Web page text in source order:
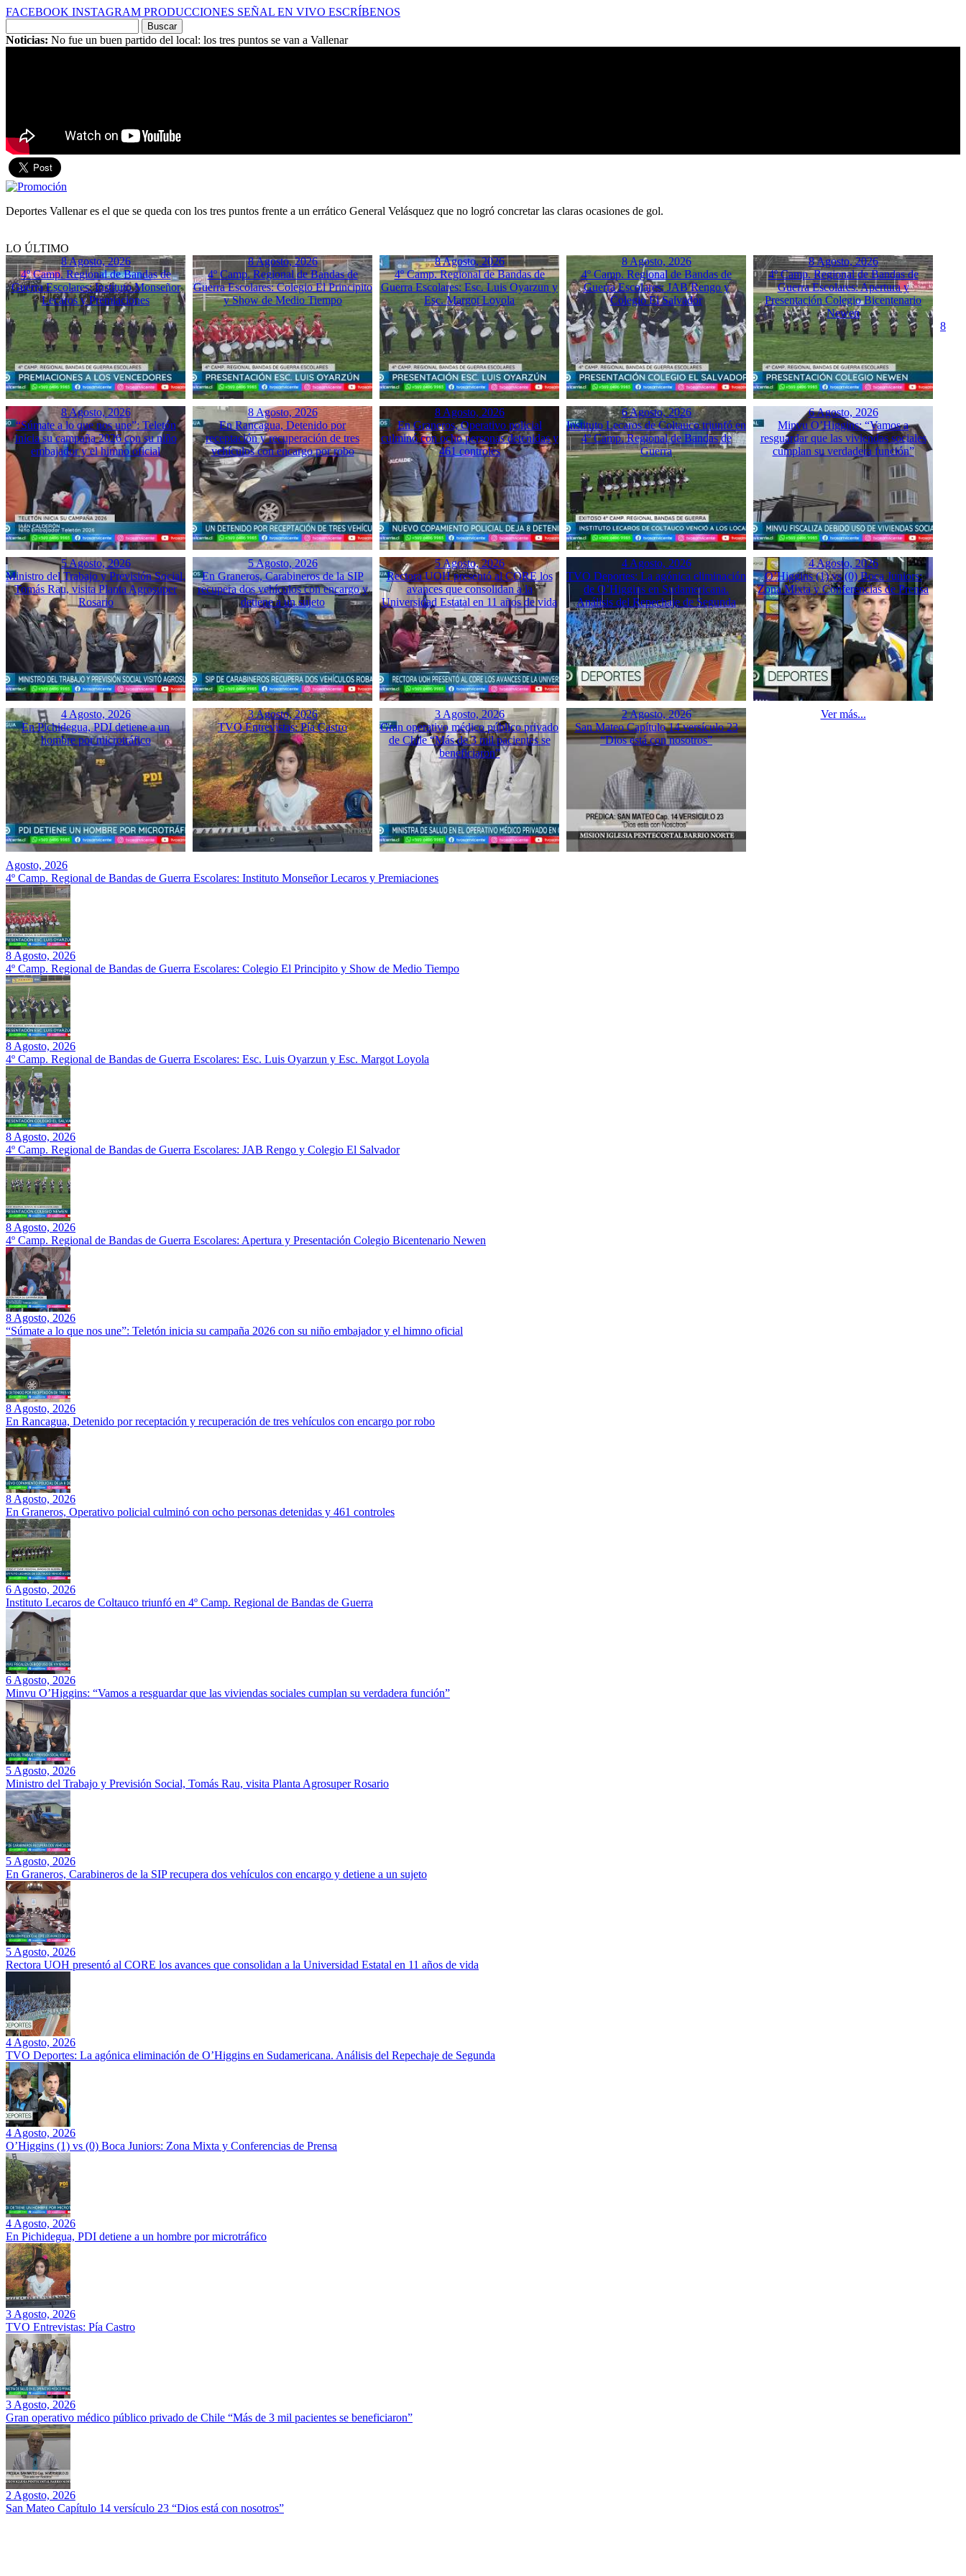
FACEBOOK INSTAGRAM PRODUCCIONES SEÑAL EN VIVO ESCRÍBENOS
por:
Noticias: No fue un buen partido del local: los tres puntos se van a Vallenar
Deportes Vallenar es el que se queda con los tres puntos frente a un errático General Velásquez que no logró concretar las claras ocasiones de gol.
LO ÚLTIMO
8 Agosto, 2026
4º Camp. Regional de Bandas de
Guerra Escolares: Instituto Monseñor
Lecaros y Premiaciones
8 Agosto, 2026
4º Camp. Regional de Bandas de
Guerra Escolares: Colegio El Principito
y Show de Medio Tiempo
8 Agosto, 2026
4º Camp. Regional de Bandas de
Guerra Escolares: Esc. Luis Oyarzun y
Esc. Margot Loyola
8 Agosto, 2026
4º Camp. Regional de Bandas de
Guerra Escolares: JAB Rengo y
Colegio El Salvador
8 Agosto, 2026
4º Camp. Regional de Bandas de
Guerra Escolares: Apertura y
Presentación Colegio Bicentenario
Newen
8 Agosto, 2026
“Súmate a lo que nos une”: Teletón
inicia su campaña 2026 con su niño
embajador y el himno oficial
8 Agosto, 2026
En Rancagua, Detenido por
receptación y recuperación de tres
vehículos con encargo por robo
8 Agosto, 2026
En Graneros, Operativo policial
culminó con ocho personas detenidas y
461 controles
6 Agosto, 2026
Instituto Lecaros de Coltauco triunfó en
4º Camp. Regional de Bandas de
Guerra
6 Agosto, 2026
Minvu O’Higgins: “Vamos a
resguardar que las viviendas sociales
cumplan su verdadera función”
5 Agosto, 2026
Ministro del Trabajo y Previsión Social,
Tomás Rau, visita Planta Agrosuper
Rosario
5 Agosto, 2026
En Graneros, Carabineros de la SIP
recupera dos vehículos con encargo y
detiene a un sujeto
5 Agosto, 2026
Rectora UOH presentó al CORE los
avances que consolidan a la
Universidad Estatal en 11 años de vida
4 Agosto, 2026
TVO Deportes: La agónica eliminación
de O’Higgins en Sudamericana.
Análisis del Repechaje de Segunda
4 Agosto, 2026
O’Higgins (1) vs (0) Boca Juniors:
Zona Mixta y Conferencias de Prensa
4 Agosto, 2026
En Pichidegua, PDI detiene a un
hombre por microtráfico
3 Agosto, 2026
TVO Entrevistas: Pía Castro
3 Agosto, 2026
Gran operativo médico público privado
de Chile “Más de 3 mil pacientes se
beneficiaron”
2 Agosto, 2026
San Mateo Capítulo 14 versículo 23
“Dios está con nosotros”
Ver más...
8
Agosto, 2026
4º Camp. Regional de Bandas de Guerra Escolares: Instituto Monseñor Lecaros y Premiaciones
8 Agosto, 2026
4º Camp. Regional de Bandas de Guerra Escolares: Colegio El Principito y Show de Medio Tiempo
8 Agosto, 2026
4º Camp. Regional de Bandas de Guerra Escolares: Esc. Luis Oyarzun y Esc. Margot Loyola
8 Agosto, 2026
4º Camp. Regional de Bandas de Guerra Escolares: JAB Rengo y Colegio El Salvador
8 Agosto, 2026
4º Camp. Regional de Bandas de Guerra Escolares: Apertura y Presentación Colegio Bicentenario Newen
8 Agosto, 2026
“Súmate a lo que nos une”: Teletón inicia su campaña 2026 con su niño embajador y el himno oficial
8 Agosto, 2026
En Rancagua, Detenido por receptación y recuperación de tres vehículos con encargo por robo
8 Agosto, 2026
En Graneros, Operativo policial culminó con ocho personas detenidas y 461 controles
6 Agosto, 2026
Instituto Lecaros de Coltauco triunfó en 4º Camp. Regional de Bandas de Guerra
6 Agosto, 2026
Minvu O’Higgins: “Vamos a resguardar que las viviendas sociales cumplan su verdadera función”
5 Agosto, 2026
Ministro del Trabajo y Previsión Social, Tomás Rau, visita Planta Agrosuper Rosario
5 Agosto, 2026
En Graneros, Carabineros de la SIP recupera dos vehículos con encargo y detiene a un sujeto
5 Agosto, 2026
Rectora UOH presentó al CORE los avances que consolidan a la Universidad Estatal en 11 años de vida
4 Agosto, 2026
TVO Deportes: La agónica eliminación de O’Higgins en Sudamericana. Análisis del Repechaje de Segunda
4 Agosto, 2026
O’Higgins (1) vs (0) Boca Juniors: Zona Mixta y Conferencias de Prensa
4 Agosto, 2026
En Pichidegua, PDI detiene a un hombre por microtráfico
3 Agosto, 2026
TVO Entrevistas: Pía Castro
3 Agosto, 2026
Gran operativo médico público privado de Chile “Más de 3 mil pacientes se beneficiaron”
2 Agosto, 2026
San Mateo Capítulo 14 versículo 23 “Dios está con nosotros”